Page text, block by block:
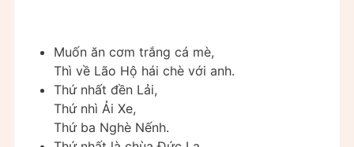
Muốn ăn cơm trắng cá mè,
Thì về Lão Hộ hái chè với anh.
Thứ nhất đền Lải,
Thứ nhì Ải Xe,
Thứ ba Nghè Nếnh.